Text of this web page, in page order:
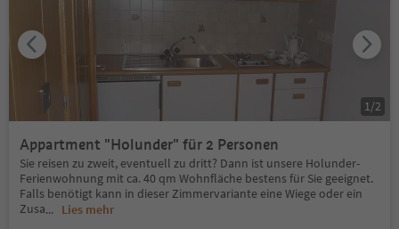
Appartment "Holunder" für 2 Personen
Sie reisen zu zweit, eventuell zu dritt? Dann ist unsere Holunder-
Ferienwohnung mit ca. 40 qm Wohnfläche bestens für Sie geeignet.
Falls benötigt kann in dieser Zimmervariante eine Wiege oder ein
Zusa... Lies mehr
1 /2